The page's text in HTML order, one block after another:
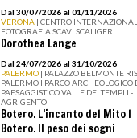
Dal 30/07/2026 al 01/11/2026
VERONA | CENTRO
FOTOGRAFIA SCAVI SCALIGERI
Dorothea Lange
Dal 24/07/2026 al 31/10/2026
PALERMO | PALAZZO BELMONTE
PALERMO I PARCO ARCHEOLOGICO
PAESAGGISTICO VALLE DEI TEMPLI -
AGRIGENTO
Botero. L’incanto del Mito I
Botero. Il peso dei sogni